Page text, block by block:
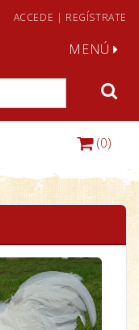
ACCEDE | REGÍSTRATE
MENÚ
(0)